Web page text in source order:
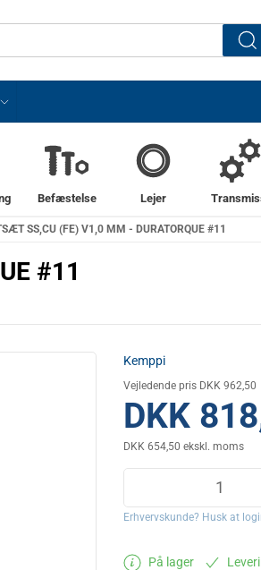
Befæstelse Lejer
SS,CU (FE) V1,0 MM - DURATORQUE #11
#11
Kemppi
Vejledende pris DKK 962,50
DKK
DKK 654,50 ekskl. moms
Erhvervskunde? Husk at
På lager